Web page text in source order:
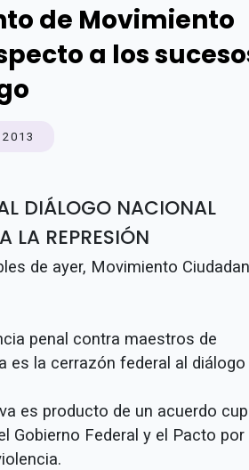
de Movimiento
a los
DIÁLOGO NACIONAL
LA REPRESIÓN
de ayer, Movimiento
penal contra maestros de
es la cerrazón federal al diálogo
es producto de un acuerdo
Gobierno Federal y el Pacto por